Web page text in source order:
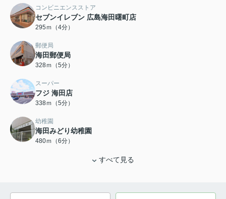
コンビニエンスストア
セブンイレブン 広島海田曙町店
295ｍ（4分）
郵便局
海田郵便局
328ｍ（5分）
スーパー
フジ 海田店
338ｍ（5分）
幼稚園
海田みどり幼稚園
480ｍ（6分）
すべて見る